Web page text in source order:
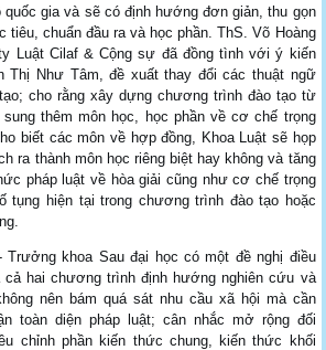
quốc gia và sẽ có định hướng đơn giản, thu gọn
tiêu, chuẩn đầu ra và học phần. ThS. Võ Hoàng
Luật Cilaf & Cộng sự đã đồng tình với ý kiến
Thị Như Tâm, đề xuất thay đổi các thuật ngữ
cho rằng xây dựng chương trình đào tạo từ
thêm môn học, học phần về cơ chế trọng
biết các môn về hợp đồng, Khoa Luật sẽ họp
ra thành môn học riêng biệt hay không và tăng
pháp luật về hòa giải cũng như cơ chế trọng
tụng hiện tại trong chương trình đào tạo hoặc
Trưởng khoa Sau đại học có một đề nghị điều
cả hai chương trình định hướng nghiên cứu và
nên bám quá sát nhu cầu xã hội mà cần
toàn diện pháp luật; cân nhắc mở rộng đối
chỉnh phần kiến thức chung, kiến thức khối